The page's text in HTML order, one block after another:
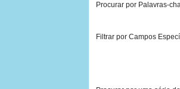
Procurar por Palavras-
Filtrar por Campos